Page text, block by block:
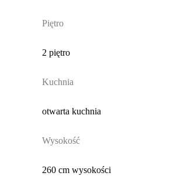
Piętro
2 piętro
Kuchnia
otwarta kuchnia
Wysokość
260 cm wysokości